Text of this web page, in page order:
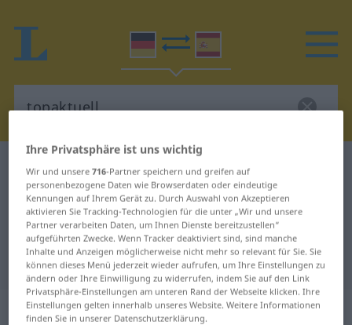
Deutsch-Spanisch Wörterbuch topaktuell
Deutsch-Spanisch Übersetzung für
"topaktuell"
"topaktuell" Spanisch Übersetzung
„topaktuell“: Adjektiv
Ihre Privatsphäre ist uns wichtig
Wir und unsere716-Partner speichern und greifen auf
personenbezogene Daten wie Browserdaten oder eindeutige
Kennungen auf Ihrem Gerät zu. Durch Auswahl von Akzeptieren
aktivieren Sie Tracking-Technologien für die unter „Wir und unsere
Partner verarbeiten Daten, um Ihnen Dienste bereitzustellen“
aufgeführten Zwecke. Wenn Tracker deaktiviert sind, sind manche
Inhalte und Anzeigen möglicherweise nicht mehr so relevant für Sie. Sie
können dieses Menü jederzeit wieder aufrufen, um Ihre Einstellungen zu
ändern oder Ihre Einwilligung zu widerrufen, indem Sie auf den Link
Privatsphäre-Einstellungen am unteren Rand der Webseite klicken. Ihre
Einstellungen gelten innerhalb unseres Website. Weitere Informationen
finden Sie in unserer Datenschutzerklärung.